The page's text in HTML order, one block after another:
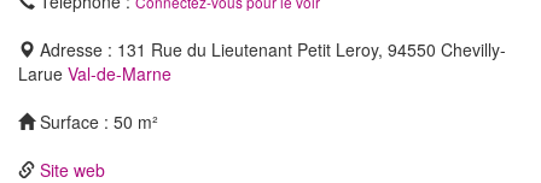
Adresse : 131 Rue du Lieutenant Petit Leroy, 94550 Chevilly-
Larue Val-de-Marne
Surface : 50 m²
Site web